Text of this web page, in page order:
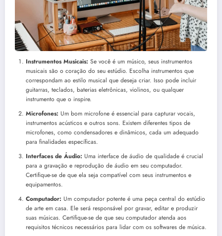
Instrumentos Musicais: Se você é um músico, seus instrumentos
musicais são o coração do seu estúdio. Escolha instrumentos que
correspondam ao estilo musical que deseja criar. Isso pode incluir
guitarras, teclados, baterias eletrônicas, violinos, ou qualquer
instrumento que o inspire.
Microfones: Um bom microfone é essencial para capturar vocais,
instrumentos acústicos e outros sons. Existem diferentes tipos de
microfones, como condensadores e dinâmicos, cada um adequado
para finalidades específicas.
Interfaces de Áudio: Uma interface de áudio de qualidade é crucial
para a gravação e reprodução de áudio em seu computador.
Certifique-se de que ela seja compatível com seus instrumentos e
equipamentos.
Computador: Um computador potente é uma peça central do estúdio
de arte em casa. Ele será responsável por gravar, editar e produzir
suas músicas. Certifique-se de que seu computador atenda aos
requisitos técnicos necessários para lidar com os softwares de música.